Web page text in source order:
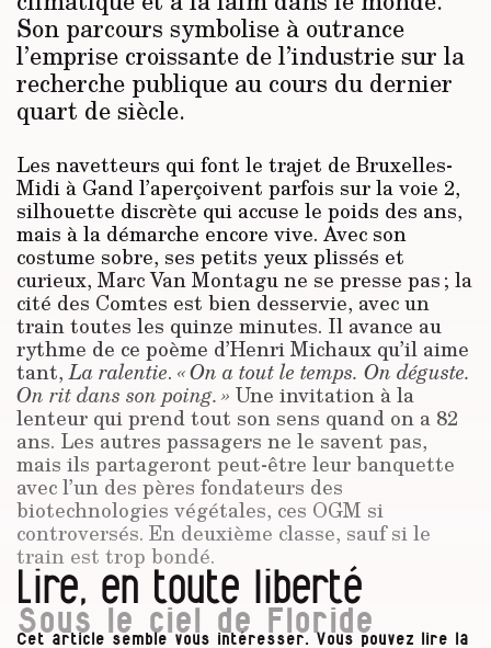
Son parcours symbolise à outrance
l’emprise croissante de l’industrie sur la
recherche publique au cours du dernier
quart de siècle.
Les navetteurs qui font le trajet de Bruxelles-
Midi à Gand l’aperçoivent parfois sur la voie 2,
silhouette discrète qui accuse le poids des ans,
mais à la démarche encore vive. Avec son
costume sobre, ses petits yeux plissés et
curieux, Marc Van Montagu ne se presse pas ; la
cité des Comtes est bien desservie, avec un
train toutes les quinze minutes. Il avance au
rythme de ce poème d’Henri Michaux qu’il aime
tant,La ralentie. « On a tout le temps. On déguste.
On rit dans son poing. » Une invitation à la
lenteur qui prend tout son sens quand on a 82
ans. Les autres passagers ne le savent pas,
mais ils partageront peut-être leur banquette
avec l’un des pères fondateurs des
biotechnologies végétales, ces OGM si
controversés. En deuxième classe, sauf si le
train est trop bondé.
Sous le ciel de Floride
Lire, en toute liberté
Cet article semble vous intéresser. Vous pouvez lire la